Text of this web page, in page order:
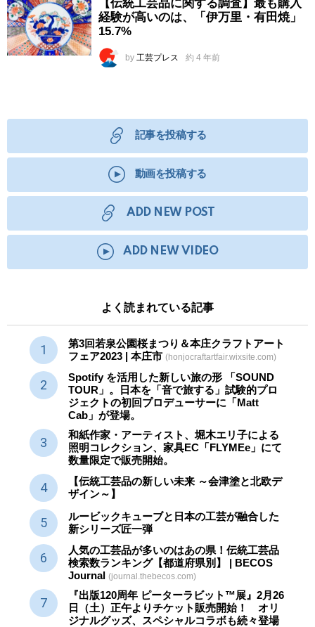
【伝統工芸品に関する調査】最も購入
経験が高いのは、「伊万里・有田焼」
15.7%
by 工芸プレス 約 4 年前
記事を投稿する
動画を投稿する
ADD NEW POST
ADD NEW VIDEO
よく読まれている記事
第3回若泉公園桜まつり＆本庄クラフトアート
フェア2023 | 本庄市 (honjocraftartfair.wixsite.com)
Spotify を活用した新しい旅の形 「SOUND
TOUR」。日本を「音で旅する」試験的プロ
ジェクトの初回プロデューサーに「Matt
Cab」が登場。
和紙作家・アーティスト、堀木エリ子による
照明コレクション、家具EC「FLYMEe」にて
数量限定で販売開始。
【伝統工芸品の新しい未来 ～会津塗と北欧デ
ザイン～】
ルービックキューブと日本の工芸が融合した
新シリーズ匠一弾
人気の工芸品が多いのはあの県！伝統工芸品
検索数ランキング【都道府県別】 | BECOS
Journal (journal.thebecos.com)
『出版120周年 ピーターラビット™展』2月26
日（土）正午よりチケット販売開始！ オリ
ジナルグッズ、スペシャルコラボも続々登場